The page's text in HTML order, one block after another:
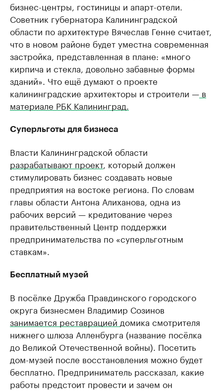
бизнес-центры, гостиницы и апарт-отели.
Советник губернатора Калининградской
области по архитектуре Вячеслав Генне считает,
что в новом районе будет уместна современная
застройка, представленная в плане: «много
кирпича и стекла, довольно забавные формы
зданий». Что ещё думают о проекте
калининградские архитекторы и строители — в
материале РБК Калининград.
Суперльготы для бизнеса
Власти Калининградской области
разрабатывают проект, который должен
стимулировать бизнес создавать новые
предприятия на востоке региона. По словам
главы области Антона Алиханова, одна из
рабочих версий — кредитование через
правительственный Центр поддержки
предпринимательства по «суперльготным
ставкам».
Бесплатный музей
В посёлке Дружба Правдинского городского
округа бизнесмен Владимир Созинов
занимается реставрацией домика смотрителя
нижнего шлюза Алленбурга (название посёлка
до Великой Отечественной войны). Посетить
дом-музей после восстановления можно будет
бесплатно. Предприниматель рассказал, какие
работы предстоит провести и зачем он